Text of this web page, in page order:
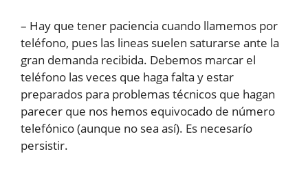
– Hay que tener paciencia cuando llamemos por
teléfono, pues las lineas suelen saturarse ante la
gran demanda recibida. Debemos marcar el
teléfono las veces que haga falta y estar
preparados para problemas técnicos que hagan
parecer que nos hemos equivocado de número
telefónico (aunque no sea así). Es necesarío
persistir.